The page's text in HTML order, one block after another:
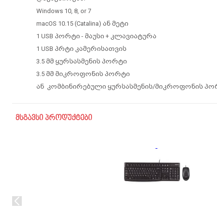
Windows 10, 8, or 7
macOS 10.15 (Catalina) ან მეტი
1 USB პორტი - მაუსი + კლავიატურა
1 USB პრტი კამერისათვის
3.5 მმ ყურსასმენის პორტი
3.5 მმ მიკროფონის პორტი
ან კომბინირებული ყურსასმენის/მიკროფონის
მსგავსი პროდუქტები